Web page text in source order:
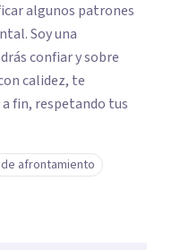
algunos patrones
Soy una
confiar y sobre
calidez, te
fin, respetando tus
afrontamiento